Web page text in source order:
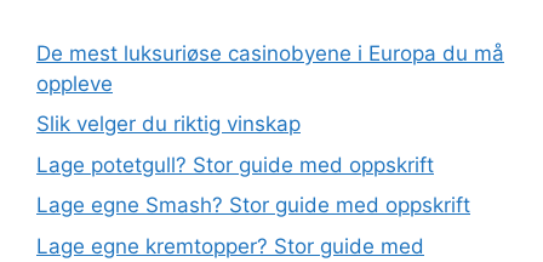
De mest luksuriøse casinobyene i Europa du må
oppleve
Slik velger du riktig vinskap
Lage potetgull? Stor guide med oppskrift
Lage egne Smash? Stor guide med oppskrift
Lage egne kremtopper? Stor guide med